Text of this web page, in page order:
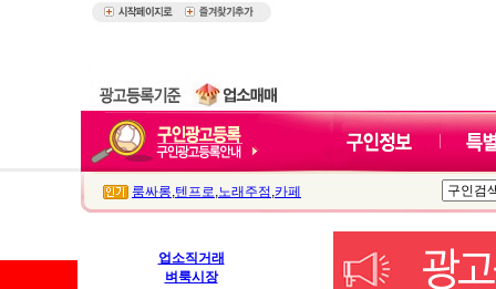
룸싸롱,텐프로,노래주점 ,카페
업소직거래
벼룩시장